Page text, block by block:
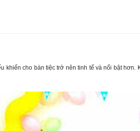
khiến cho bàn tiệc trở nên tinh tế và nổi bật